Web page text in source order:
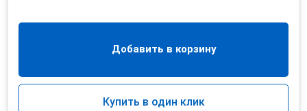
Добавить в корзину
Купить в один клик